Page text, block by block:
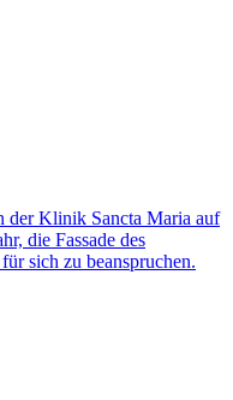
der Klinik Sancta Maria auf
die Fassade des
sich zu beanspruchen.